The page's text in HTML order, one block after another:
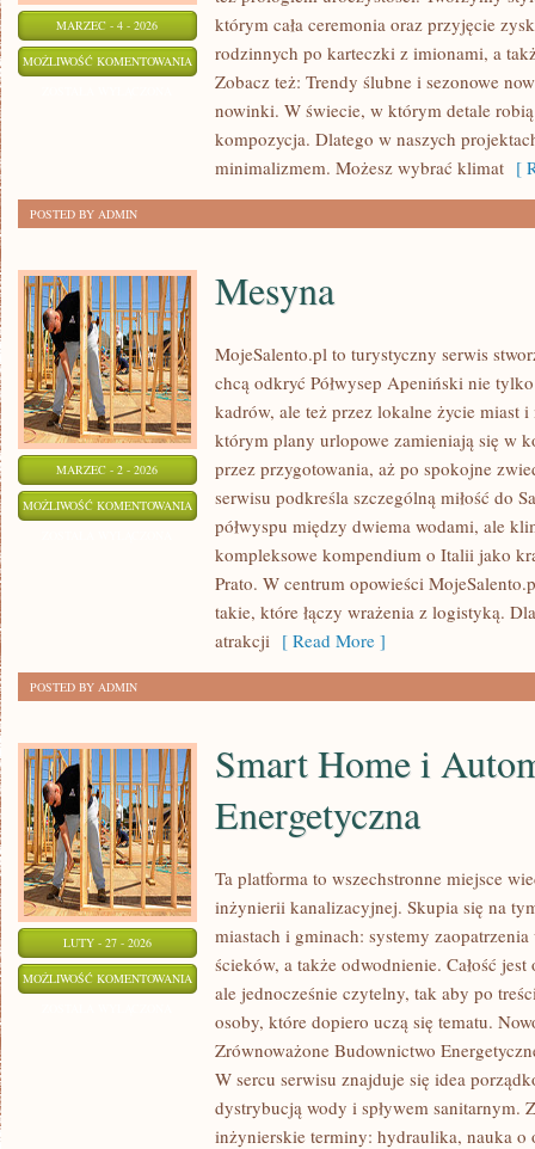
MARZEC - 4 - 2026
MOŻLIWOŚĆ KOMENTOWANIA WIECZÓR
PANIEŃSKI
KAWALERSKI
którym cała ceremonia oraz przyjęcie
rodzinnych po karteczki z imionami, a
Zobacz też: Trendy ślubne i sezonowe
nowinki. W świecie, w którym detale
kompozycja. Dlatego w naszych
minimalizmem. Możesz wybrać klimat [
POSTED BY ADMIN
MARZEC - 2 - 2026
MOŻLIWOŚĆ KOMENTOWANIA MESYNA
Mesyna
MojeSalento.pl to turystyczny serwis
chcą odkryć Półwysep Apeniński nie
kadrów, ale też przez lokalne życie miast
którym plany urlopowe zamieniają się w
przez przygotowania, aż po spokojne
serwisu podkreśla szczególną miłość do
półwyspu między dwiema wodami, ale
kompleksowe kompendium o Italii jako
Prato. W centrum opowieści
takie, które łączy wrażenia z logistyką.
atrakcji [ Read More ]
POSTED BY ADMIN
LUTY - 27 - 2026
MOŻLIWOŚĆ KOMENTOWANIA
Smart Home i
Energetyczna
Ta platforma to wszechstronne miejsce
inżynierii kanalizacyjnej. Skupia się na
miastach i gminach: systemy
ścieków, a także odwodnienie. Całość
ale jednocześnie czytelny, tak aby po
osoby, które dopiero uczą się tematu.
Zrównoważone Budownictwo
W sercu serwisu znajduje się idea
dystrybucją wody i spływem sanitarnym.
inżynierskie terminy: hydraulika, nauka o